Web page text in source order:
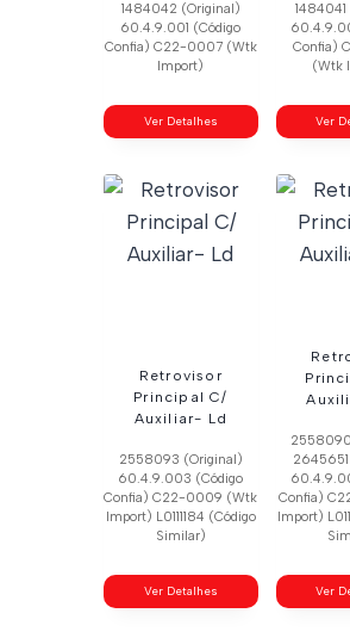
1484042 (Original)
60.4.9.001 (Código
Confia) C22-0007 (Wtk
Import)
Ver Detalhes
Confia)
(Wtk
Ver
Retrovisor
Principal C/
Auxiliar- Ld
2558093 (Original)
60.4.9.003 (Código
Confia) C22-0009 (Wtk
Import) L0111184 (Código
Similar)
Ver Detalhes
Confia)
Import)
Ver